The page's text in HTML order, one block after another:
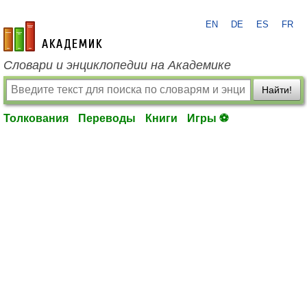
academic.ru
EN DE ES FR
Словари и энциклопедии на Академике
Найти!
Толкования Переводы Книги Игры ⚽